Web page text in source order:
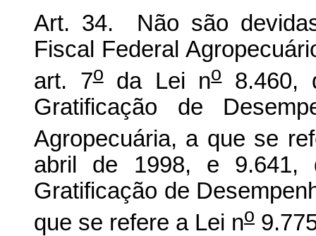
Art. 34. Não são
Fiscal Federal
art. 7oda Lei no8.460,
Gratificação de
Agropecuária, a que se
abril de 1998, e
Gratificação de
que se refere a Lei no